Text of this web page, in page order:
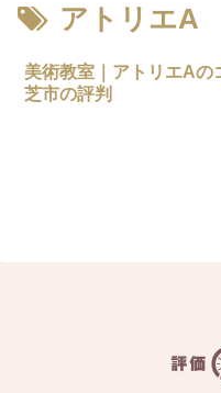
アトリエA
美術教室｜アトリエAの
芝市の評判